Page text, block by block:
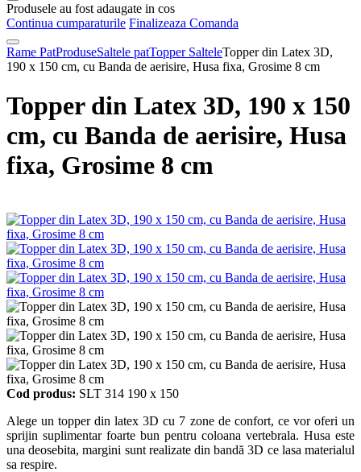
Produsele au fost adaugate in cos
Continua cumparaturile Finalizeaza Comanda
Rame PatProduseSaltele patTopper SalteleTopper din Latex 3D,
190 x 150 cm, cu Banda de aerisire, Husa fixa, Grosime 8 cm
Topper din Latex 3D, 190 x 150
cm, cu Banda de aerisire, Husa
fixa, Grosime 8 cm
Cod produs: SLT 314 190 x 150
Alege un topper din latex 3D cu 7 zone de confort, ce vor oferi un
sprijin suplimentar foarte bun pentru coloana vertebrala. Husa este
una deosebita, margini sunt realizate din bandă 3D ce lasa materialul
sa respire.